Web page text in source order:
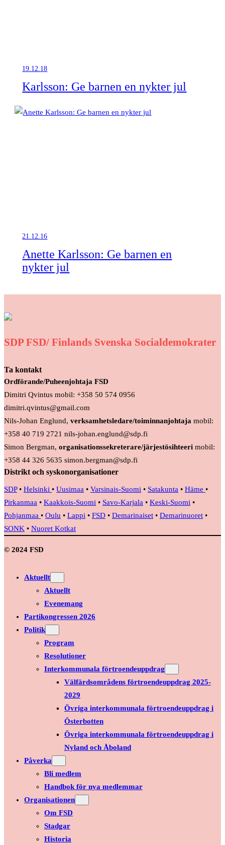
19.12.18
Karlsson: Ge barnen en nykter jul
21.12.16
Anette Karlsson: Ge barnen en
nykter jul
SDP FSD/ Finlands Svenska Socialdemokrater
Ta kontakt
Ordförande/Puheenjohtaja FSD
Dimitri Qvintus mobil: +358 50 574 0956
dimitri.qvintus@gmail.com
Nils-Johan Englund, verksamhetsledare/toiminnanjohtaja mobil:
+358 40 719 2721 nils-johan.englund@sdp.fi
Simon Bergman, organisationssekreterare/järjestösihteeri mobil:
+358 44 326 5635 simon.bergman@sdp.fi
Distrikt och syskonorganisationer
SDP• Helsinki • Uusimaa • Varsinais-Suomi • Satakunta • Häme •
Pirkanmaa • Kaakkois-Suomi • Savo-Karjala • Keski-Suomi •
Pohjanmaa • Oulu • Lappi • FSD • Demarinaiset • Demarinuoret •
SONK • Nuoret Kotkat
© 2024 FSD
Aktuellt
Aktuellt
Evenemang
Partikongressen 2026
Politik
Program
Resolutioner
Interkommunala förtroendeuppdrag
Välfärdsområdens förtroendeuppdrag 2025-
2029
Övriga interkommunala förtroendeuppdrag i
Österbotten
Övriga interkommunala förtroendeuppdrag i
Nyland och Åboland
Påverka
Bli medlem
Handbok för nya medlemmar
Organisationen
Om FSD
Stadgar
Historia